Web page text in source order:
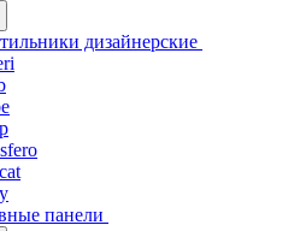
дизайнерские
панели